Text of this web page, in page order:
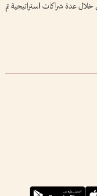
خلال عدة شراكات استراتيجية تم